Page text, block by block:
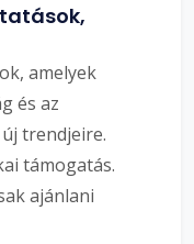
amelyek
és az
trendjeire.
támogatás.
ajánlani